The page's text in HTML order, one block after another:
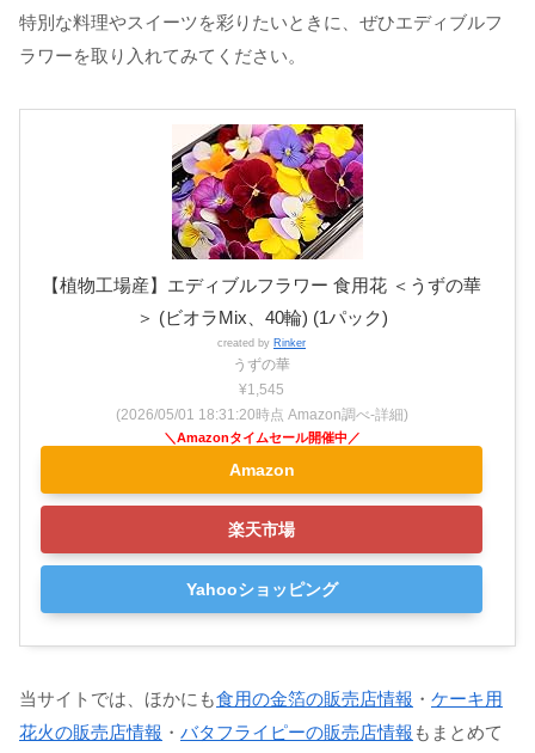
特別な料理やスイーツを彩りたいときに、ぜひエディブルフ
ラワーを取り入れてみてください。
【植物工場産】エディブルフラワー 食用花 ＜うずの華
＞ (ビオラMix、40輪) (1パック)
created by Rinker
うずの華
¥1,545
(2026/05/01 18:31:20時点 Amazon調べ-詳細)
Amazon
楽天市場
Yahooショッピング
当サイトでは、ほかにも食用の金箔の販売店情報 ・ ケーキ用
花火の販売店情報 ・ バタフライピーの販売店情報 もまとめて